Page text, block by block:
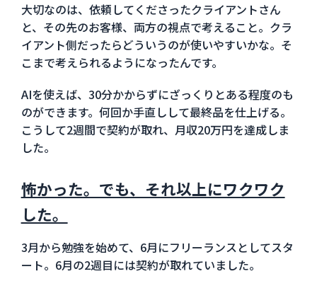
大切なのは、依頼してくださったクライアントさん
と、その先のお客様、両方の視点で考えること。クラ
イアント側だったらどういうのが使いやすいかな。そ
こまで考えられるようになったんです。
AIを使えば、30分かからずにざっくりとある程度のも
のができます。何回か手直しして最終品を仕上げる。
こうして2週間で契約が取れ、月収20万円を達成しま
した。
怖かった。でも、それ以上にワクワク
した。
3月から勉強を始めて、6月にフリーランスとしてスタ
ート。6月の2週目には契約が取れていました。